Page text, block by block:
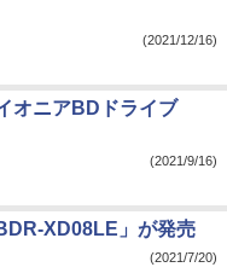
(2021/12/16)
オニアBDドライブ
(2021/9/16)
XD08LE」が発売
(2021/7/20)